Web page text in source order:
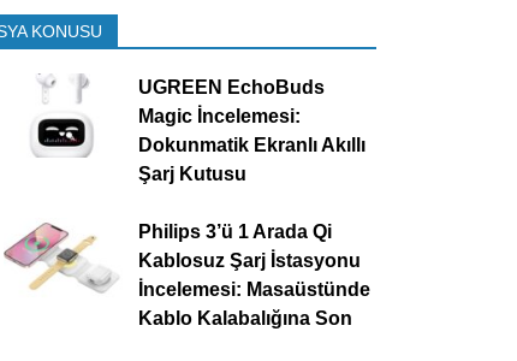
KONUSU
UGREEN EchoBuds
Magic İncelemesi:
Dokunmatik Ekranlı Akıllı
Şarj Kutusu
Philips 3’ü 1 Arada Qi
Kablosuz Şarj İstasyonu
İncelemesi: Masaüstünde
Kablo Kalabalığına Son